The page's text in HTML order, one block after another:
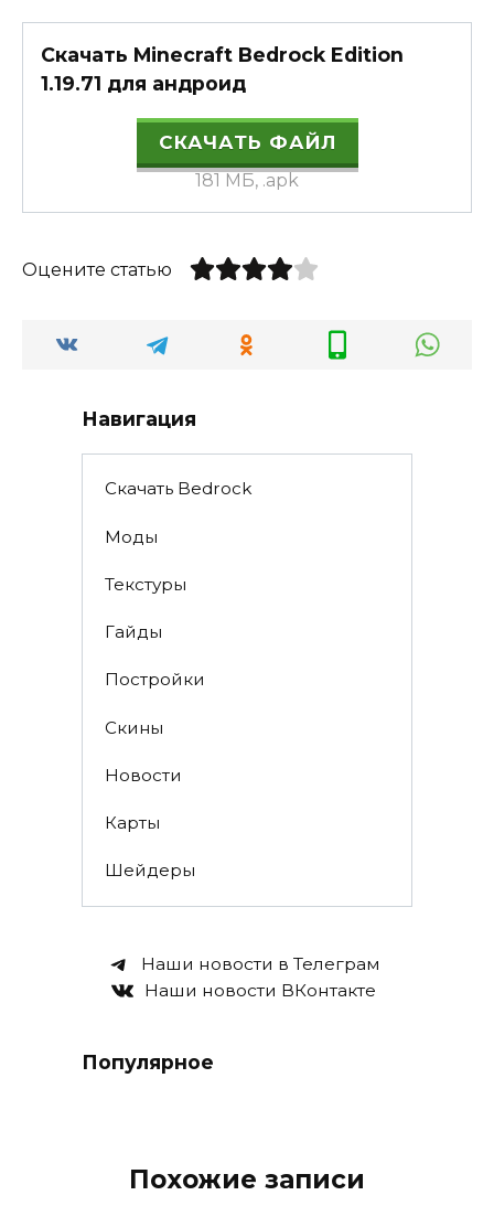
Скачать Minecraft Bedrock Edition
1.19.71 для андроид
СКАЧАТЬ ФАЙЛ
181 МБ, .apk
Оцените статью
Навигация
Скачать Bedrock
Моды
Текстуры
Гайды
Постройки
Скины
Новости
Карты
Шейдеры
Наши новости в Телеграм
Наши новости ВКонтакте
Популярное
Похожие записи